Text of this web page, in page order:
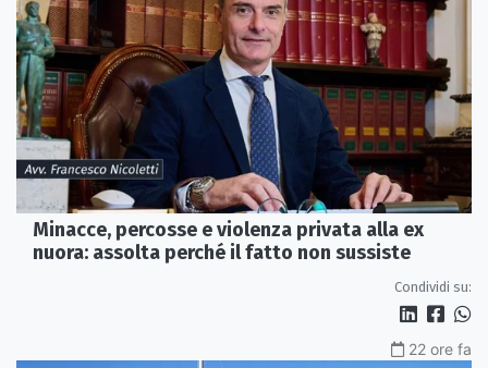
Minacce, percosse e violenza privata alla ex
nuora: assolta perché il fatto non sussiste
Condividi su:
22 ore fa